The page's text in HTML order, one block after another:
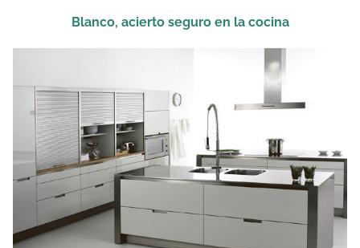
Blanco, acierto seguro en la cocina